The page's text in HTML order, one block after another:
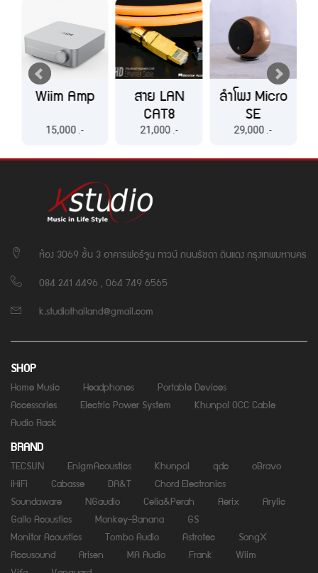
Wiim Amp
15,000 .-
สาย LAN
CAT8
Monotor
21,000 .-
ลำโพง Micro
SE
29,000 .-
ห้อง 3069 ชั้น 3 อาคารฟอร์จูน ทาวน์ ถนนรัชดา ดินแดง กรุงเทพมหานคร
084 241 4496 , 064 749 6565
k.studiothailand@gmail.com
SHOP
Home Music Headphones
Portable Devices
Accessories
Electric Power System
Khunpol OCC Cable
Audio Rack
BRAND
TECSUN EnigmAcoustics Khunpol qdc
oBravo
iHiFi
Cabasse DA&T
Chord Electronics
Soundaware
NGaudio Celia&Perah Aerix
Arylic
Gallo Acoustics
Monkey-Banana
GS
Monitor Acoustics
Tombo Audio Astrotec
SongX
Accusound
Arisen MA Audio Frank
Wiim